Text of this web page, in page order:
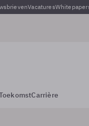
Vacatures
Carrière